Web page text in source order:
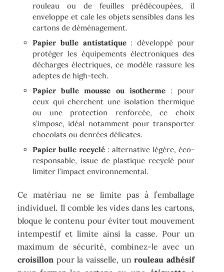
rouleau ou de feuilles prédécoupées, il
enveloppe et cale les objets sensibles dans les
cartons de déménagement.
Papier bulle antistatique: développé pour
protéger les équipements électroniques des
décharges électriques, ce modèle rassure les
adeptes de high-tech.
Papier bulle mousse ou isotherme: pour
ceux qui cherchent une isolation thermique
ou une protection renforcée, ce choix
s’impose, idéal notamment pour transporter
chocolats ou denrées délicates.
Papier bulle recyclé : alternative légère, éco-
responsable, issue de plastique recyclé pour
limiter l’impact environnemental.
Ce matériau ne se limite pas à l’emballage
individuel. Il comble les vides dans les cartons,
bloque le contenu pour éviter tout mouvement
intempestif et limite ainsi la casse. Pour un
maximum de sécurité, combinez-le avec un
croisillon pour la vaisselle, unrouleau adhésif